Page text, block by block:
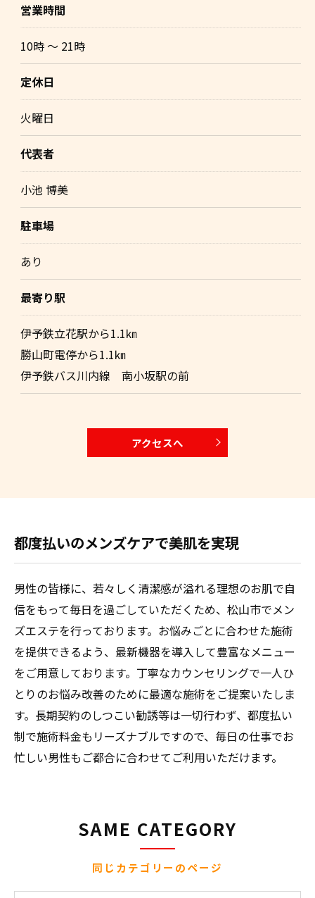
営業時間
10時 〜 21時
定休日
火曜日
代表者
小池 博美
駐車場
あり
最寄り駅
伊予鉄立花駅から1.1㎞
勝山町電停から1.1㎞
伊予鉄バス川内線 南小坂駅の前
アクセスへ
都度払いのメンズケアで美肌を実現
男性の皆様に、若々しく清潔感が溢れる理想のお肌で自
信をもって毎日を過ごしていただくため、松山市でメン
ズエステを行っております。お悩みごとに合わせた施術
を提供できるよう、最新機器を導入して豊富なメニュー
をご用意しております。丁寧なカウンセリングで一人ひ
とりのお悩み改善のために最適な施術をご提案いたしま
す。長期契約のしつこい勧誘等は一切行わず、都度払い
制で施術料金もリーズナブルですので、毎日の仕事でお
忙しい男性もご都合に合わせてご利用いただけます。
同じカテゴリーのページ
SAME CATEGORY